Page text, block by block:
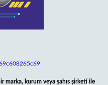
marka, kurum veya şahıs şirketi ile